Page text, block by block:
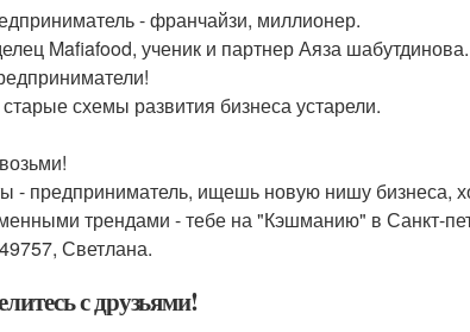
- франчайзи, миллионер.
Mafiafood, ученик и партнер Аяза шабутдинова.
схемы развития бизнеса устарели.
- предприниматель, ищешь новую нишу бизнеса,
трендами - тебе на "Кэшманию" в Санкт-
Светлана.
с друзьями!